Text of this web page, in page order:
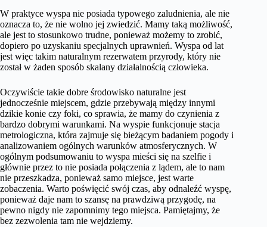
W praktyce wyspa nie posiada typowego zaludnienia, ale nie
oznacza to, że nie wolno jej zwiedzić. Mamy taką możliwość,
ale jest to stosunkowo trudne, ponieważ możemy to zrobić,
dopiero po uzyskaniu specjalnych uprawnień. Wyspa od lat
jest więc takim naturalnym rezerwatem przyrody, który nie
został w żaden sposób skalany działalnością człowieka.
Oczywiście takie dobre środowisko naturalne jest
jednocześnie miejscem, gdzie przebywają między innymi
dzikie konie czy foki, co sprawia, że mamy do czynienia z
bardzo dobrymi warunkami. Na wyspie funkcjonuje stacja
metrologiczna, która zajmuje się bieżącym badaniem pogody i
analizowaniem ogólnych warunków atmosferycznych. W
ogólnym podsumowaniu to wyspa mieści się na szelfie i
głównie przez to nie posiada połączenia z lądem, ale to nam
nie przeszkadza, ponieważ samo miejsce, jest warte
zobaczenia. Warto poświęcić swój czas, aby odnaleźć wyspę,
ponieważ daje nam to szansę na prawdziwą przygodę, na
pewno nigdy nie zapomnimy tego miejsca. Pamiętajmy, że
bez zezwolenia tam nie wejdziemy.